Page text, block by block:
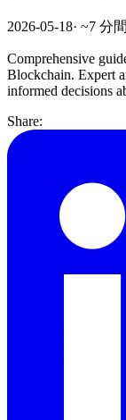
2026-05-18· ~7 分
Comprehensive
Blockchain. Expert
informed decisions
Share: